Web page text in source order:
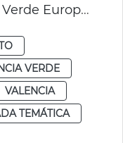
Celebración de la Capital Verde Europea
VERDE
VALENCIA
TEMÁTICA